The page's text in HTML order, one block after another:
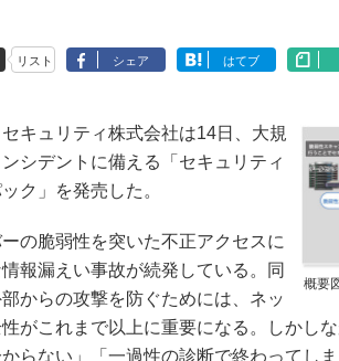
リスト シェア はてブ
概要
キュリティ株式会社は14日、大規
シデントに備える「セキュリティ
ク」を発売した。
の脆弱性を突いた不正アクセスに
報漏えい事故が続発している。同
からの攻撃を防ぐためには、ネッ
性がこれまで以上に重要になる。しかし
らない」「一過性の診断で終わってし